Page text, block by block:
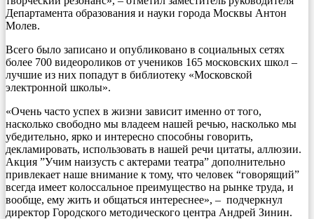
Департамента образования и науки города Москвы Антон
Молев.
Всего было записано и опубликовано в социальных сетях
более 700 видеороликов от учеников 165 московских школ –
лучшие из них попадут в библиотеку «Московской
электронной школы».
«Очень часто успех в жизни зависит именно от того,
насколько свободно мы владеем нашей речью, насколько мы
убедительно, ярко и интересно способны говорить,
декламировать, использовать в нашей речи цитаты, аллюзии.
Акция ”Учим наизусть с актерами театра” дополнительно
привлекает наше внимание к тому, что человек “говорящий”
всегда имеет колоссальное преимущество на рынке труда, и
вообще, ему жить и общаться интереснее», – подчеркнул
директор Городского методического центра Андрей Зинин.